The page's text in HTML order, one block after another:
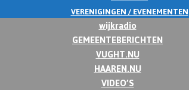
VERENIGINGEN / EVENEMENTEN
wijkradio
GEMEENTEBERICHTEN
VUGHT.NU
HAAREN.NU
VIDEO’S